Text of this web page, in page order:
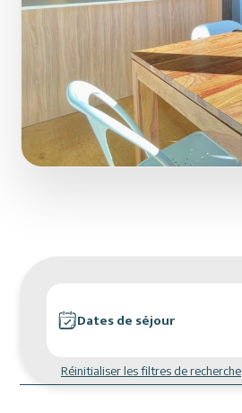
Dates de séjour
Réinitialiser les filtres de recherche